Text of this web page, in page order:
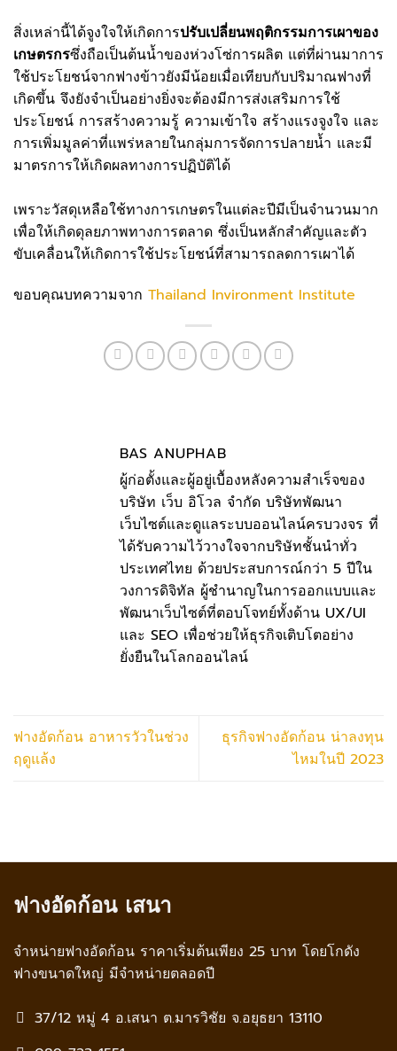
สิ่งเหล่านี้ได้จูงใจให้เกิดการปรับเปลี่ยนพฤติกรรมการเผาของ
เกษตรกรซึ่งถือเป็นต้นน้ำของห่วงโซ่การผลิต แต่ที่ผ่านมาการ
ใช้ประโยชน์จากฟางข้าวยังมีน้อยเมื่อเทียบกับปริมาณฟางที่
เกิดขึ้น จึงยังจำเป็นอย่างยิ่งจะต้องมีการส่งเสริมการใช้
ประโยชน์ การสร้างความรู้ ความเข้าใจ สร้างแรงจูงใจ และ
การเพิ่มมูลค่าที่แพร่หลายในกลุ่มการจัดการปลายน้ำ และมี
มาตรการให้เกิดผลทางการปฏิบัติได้
เพราะวัสดุเหลือใช้ทางการเกษตรในแต่ละปีมีเป็นจำนวนมาก
เพื่อให้เกิดดุลยภาพทางการตลาด ซึ่งเป็นหลักสำคัญและตัว
ขับเคลื่อนให้เกิดการใช้ประโยชน์ที่สามารถลดการเผาได้
ขอบคุณบทความจาก Thailand Invironment Institute
BAS ANUPHAB
ผู้ก่อตั้งและผู้อยู่เบื้องหลังความสำเร็จของ
บริษัท เว็บ อิโวล จำกัด บริษัทพัฒนา
เว็บไซต์และดูแลระบบออนไลน์ครบวงจร ที่
ได้รับความไว้วางใจจากบริษัทชั้นนำทั่ว
ประเทศไทย ด้วยประสบการณ์กว่า 5 ปีใน
วงการดิจิทัล ผู้ชำนาญในการออกแบบและ
พัฒนาเว็บไซต์ที่ตอบโจทย์ทั้งด้าน UX/UI
และ SEO เพื่อช่วยให้ธุรกิจเติบโตอย่าง
ยั่งยืนในโลกออนไลน์
ฟางอัดก้อน อาหารวัวในช่วง
ฤดูแล้ง
ธุรกิจฟางอัดก้อน น่าลงทุน
ไหมในปี 2023
ฟางอัดก้อน เสนา
จำหน่ายฟางอัดก้อน ราคาเริ่มต้นเพียง 25 บาท โดยโกดัง
ฟางขนาดใหญ่ มีจำหน่ายตลอดปี
37/12 หมู่ 4 อ.เสนา ต.มารวิชัย จ.อยุธยา 13110